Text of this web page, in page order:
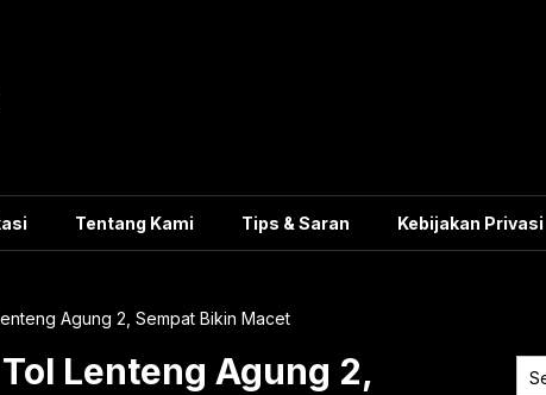
Tentang Kami Tips & Saran Kebijakan Privasi
Agung 2, Sempat Bikin Macet
Lenteng Agung 2,